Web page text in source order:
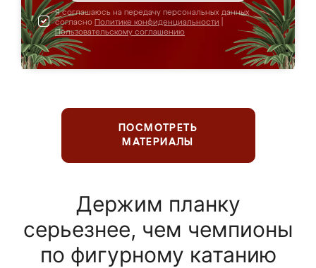
Я соглашаюсь на передачу персональных данных
согласно Политике конфиденциальности
Пользовательскому соглашению
ПОСМОТРЕТЬ
МАТЕРИАЛЫ
Держим планку
серьезнее, чем чемпионы
по фигурному катанию